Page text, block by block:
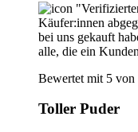
Käufer:innen
bei uns gekauft
alle, die ein
Bewertet mit 5 von
Toller Puder